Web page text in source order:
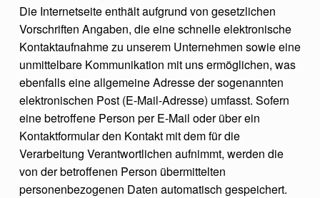
Die Internetseite enthält aufgrund von gesetzlichen
Vorschriften Angaben, die eine schnelle elektronische
Kontaktaufnahme zu unserem Unternehmen sowie eine
unmittelbare Kommunikation mit uns ermöglichen, was
ebenfalls eine allgemeine Adresse der sogenannten
elektronischen Post (E-Mail-Adresse) umfasst. Sofern
eine betroffene Person per E-Mail oder über ein
Kontaktformular den Kontakt mit dem für die
Verarbeitung Verantwortlichen aufnimmt, werden die
von der betroffenen Person übermittelten
personenbezogenen Daten automatisch gespeichert.